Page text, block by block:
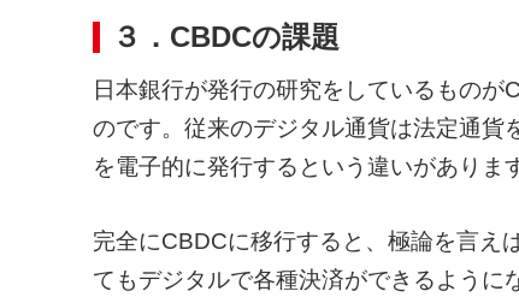
３．CBDCの課題
日本銀行が発行の研究をしているもの
のです。従来のデジタル通貨は法定通貨
を電子的に発行するという違いがありま
完全にCBDCに移行すると、極論を言え
てもデジタルで各種決済ができるように